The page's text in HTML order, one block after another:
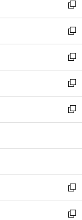
く
で
開
く
ド
ウ
で
開
く
ィ
ン
ド
ウ
で
開
く
い
ウ
ィ
ン
ド
ウ
で
開
く
新
し
い
ウ
ィ
ン
ド
ウ
で
開
新
し
い
ウ
ィ
ン
ド
ウ
開
新
し
い
ウ
ィ
ン
ウ
開
く
新
し
い
ウ
ン
ウ
で
開
く
新
し
ウ
ン
ド
ウ
で
新
し
い
新